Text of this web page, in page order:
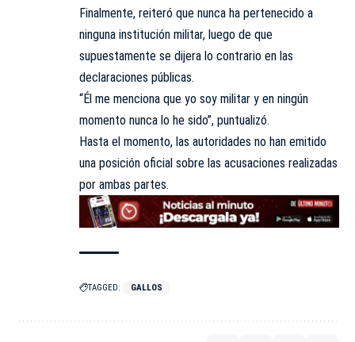
Finalmente, reiteró que nunca ha pertenecido a
ninguna institución militar, luego de que
supuestamente se dijera lo contrario en las
declaraciones públicas.
“Él me menciona que yo soy militar y en ningún
momento nunca lo he sido”, puntualizó.
Hasta el momento, las autoridades no han emitido
una posición oficial sobre las acusaciones realizadas
por ambas partes.
TAGGED: GALLOS